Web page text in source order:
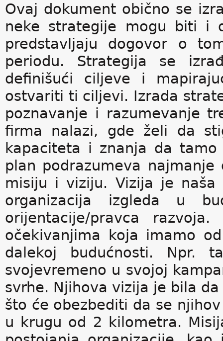
Ovaj dokument obično se
neke strategije mogu biti i
predstavljaju dogovor o
periodu. Strategija se
definišući ciljeve i
ostvariti ti ciljevi. Izrada
poznavanje i razumevanje
firma nalazi, gde želi da
kapaciteta i znanja da
plan podrazumeva
misiju i viziju. Vizija je
organizacija izgleda u
orijentacije/pravca
očekivanjima koja imamo
dalekoj budućnosti. Npr.
svojevremeno u svojoj
svrhe. Njihova vizija je bila
što će obezbediti da se
u krugu od 2 kilometra.